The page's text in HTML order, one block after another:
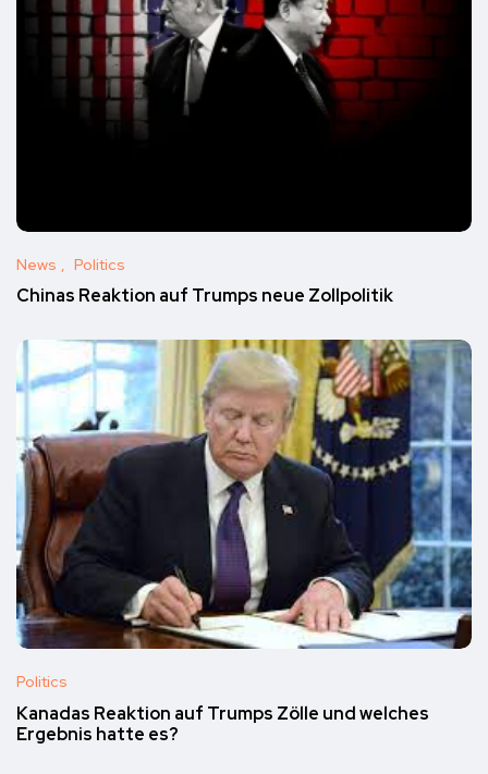
News Politics
Chinas Reaktion auf Trumps neue Zollpolitik
Politics
Kanadas Reaktion auf Trumps Zölle und welches
Ergebnis hatte es?